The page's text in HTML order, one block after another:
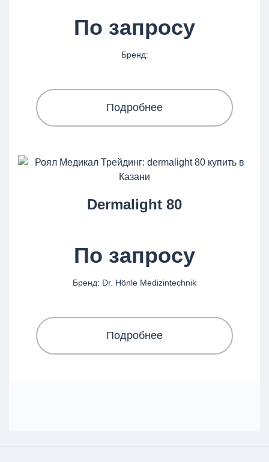
По запросу
Бренд:
Подробнее
Dermalight 80
По запросу
Бренд: Dr. Hönle Medizintechnik
Подробнее